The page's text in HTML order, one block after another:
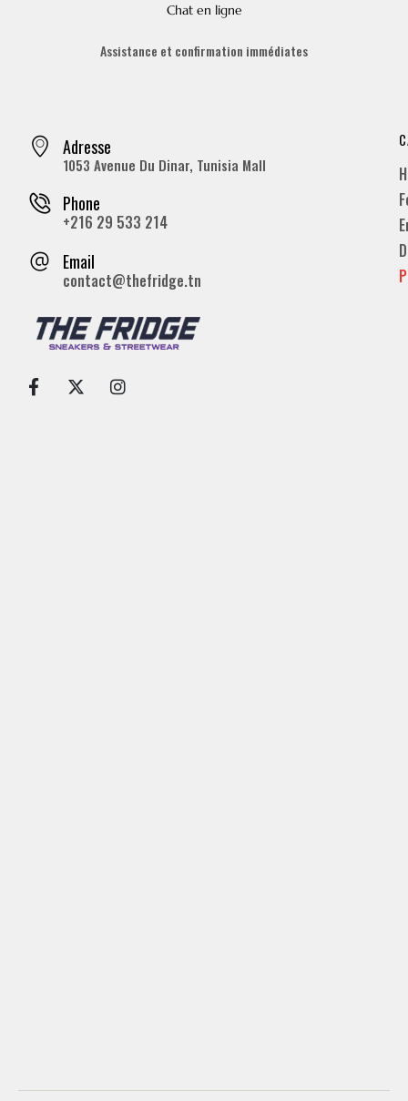
Chat en ligne
Assistance et confirmation immédiates
Adresse
1053 Avenue Du Dinar, Tunisia Mall
Phone
+216 29 533 214
Email
contact@thefridge.tn